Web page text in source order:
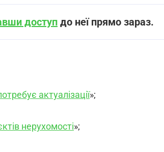
доступ до неї прямо зараз.
актуалізації»;
нерухомості»;